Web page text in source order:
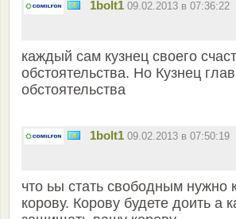
1bolt1 09.02.2013 в 07:36:22
каждый сам кузнец своего
обстоятельства. Но Кузнец
обстоятельства
1bolt1 09.02.2013 в 07:50:19
что ьы стать свободным нужно
корову. Корову будете доить а